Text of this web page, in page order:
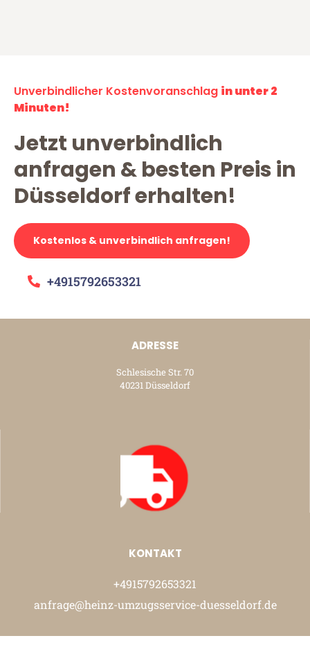
Unverbindlicher Kostenvoranschlag in unter 2
Minuten!
Jetzt unverbindlich
anfragen & besten Preis in
Düsseldorf erhalten!
Kostenlos & unverbindlich anfragen!
+4915792653321
ADRESSE
Schlesische Str. 70
40231 Düsseldorf
KONTAKT
+4915792653321
anfrage@heinz-umzugsservice-duesseldorf.de